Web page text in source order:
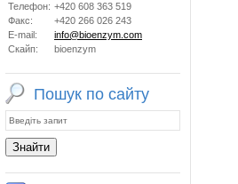
Телефон: +420 608 363 519
Факс:
+420 266 026 243
E-mail:
info@bioenzym.com
Скайп:
bioenzym
Пошук по сайту